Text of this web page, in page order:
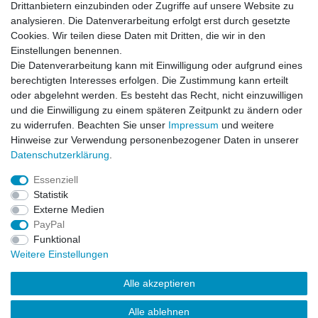
Nike Air Zoom Kobe Bryant V 5 Del Sol
Basketballschuhe Hallenschuhe Sneaker
schwarz/weiss/gelb 386429-002 RARITÄT
494,95 € *
In den Warenkorb
*inkl. ges. MwSt. zzgl. Versandkosten
Leitsätze
Versandinformationen
Impressum
Vertrag widerrufen
Drittanbietern einzubinden oder Zugriffe auf unsere Website zu
analysieren. Die Datenverarbeitung erfolgt erst durch gesetzte
Cookies. Wir teilen diese Daten mit Dritten, die wir in den
Einstellungen benennen.
Die Datenverarbeitung kann mit Einwilligung oder aufgrund eines
berechtigten Interesses erfolgen. Die Zustimmung kann erteilt
oder abgelehnt werden. Es besteht das Recht, nicht einzuwilligen
und die Einwilligung zu einem späteren Zeitpunkt zu ändern oder
zu widerrufen. Beachten Sie unser Impressum und weitere
Hinweise zur Verwendung personenbezogener Daten in unserer
Daten­schutz­erklärung
Essenziell
Statistik
Externe Medien
PayPal
Funktional
Weitere Einstellungen
Alle akzeptieren
Alle ablehnen